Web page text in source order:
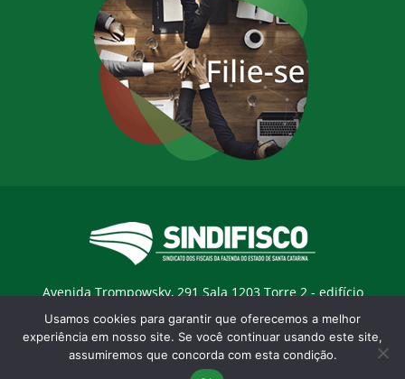
Avenida Trompowsky, 291 Sala 1203 Torre 2 - edifício
Trompowsky Corporate - Centro - Florianopólis / SC - CEP:
88015-300 |E-mail:sindifisco@sindifisco.org.br
Desenvolvido pelaagência Marketing Objetivo
Usamos cookies para garantir que oferecemos a melhor
experiência em nosso site. Se você continuar usando este site,
assumiremos que concorda com esta condição.